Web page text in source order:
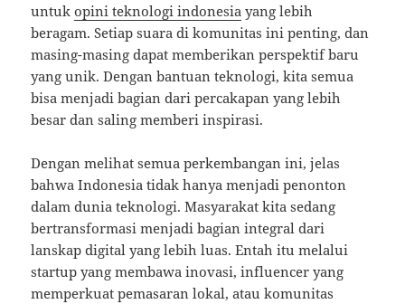
untukopini teknologi indonesia yang lebih
beragam. Setiap suara di komunitas ini penting, dan
masing-masing dapat memberikan perspektif baru
yang unik. Dengan bantuan teknologi, kita semua
bisa menjadi bagian dari percakapan yang lebih
besar dan saling memberi inspirasi.
Dengan melihat semua perkembangan ini, jelas
bahwa Indonesia tidak hanya menjadi penonton
dalam dunia teknologi. Masyarakat kita sedang
bertransformasi menjadi bagian integral dari
lanskap digital yang lebih luas. Entah itu melalui
startup yang membawa inovasi, influencer yang
memperkuat pemasaran lokal, atau komunitas